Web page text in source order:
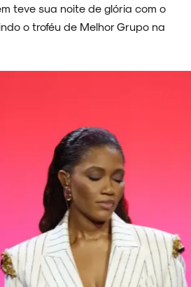
teve sua noite de glória com o
o troféu de Melhor Grupo na